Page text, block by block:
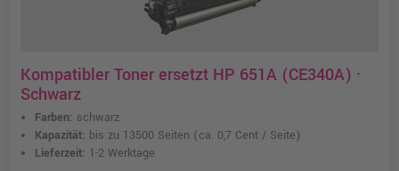
Kompatibler Toner ersetzt HP 651A (CE340A) ·
Schwarz
Farben: schwarz
Kapazität: bis zu 13500 Seiten (ca. 0,7 Cent / Seite)
Lieferzeit: 1-2 Werktage